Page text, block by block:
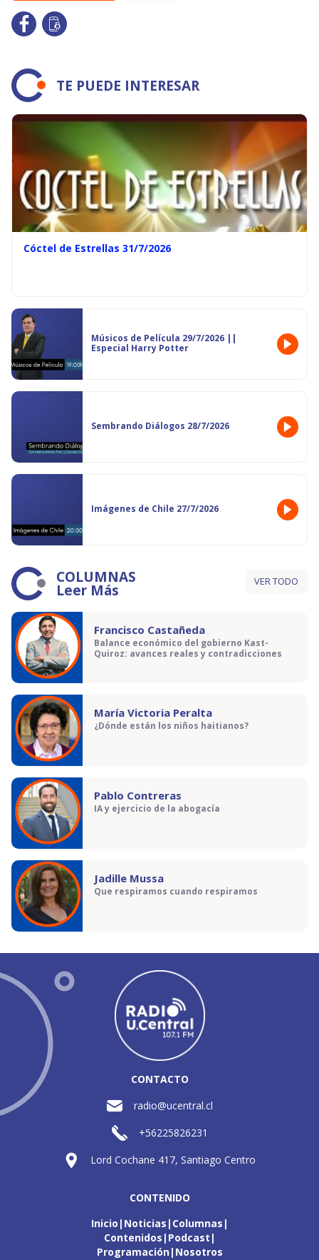
TE PUEDE INTERESAR
Cóctel de Estrellas 31/7/2026
Músicos de Película 29/7/2026 ||
Especial Harry Potter
Sembrando Diálogos 28/7/2026
Imágenes de Chile 27/7/2026
COLUMNAS
Leer Más VER TODO
Francisco Castañeda
Balance económico del gobierno Kast-
Quiroz: avances reales y contradicciones
María Victoria Peralta
¿Dónde están los niños haitianos?
Pablo Contreras
IA y ejercicio de la abogacía
Jadille Mussa
Que respiramos cuando respiramos
CONTACTO
radio@ucentral.cl
+56225826231
Lord Cochane 417, Santiago Centro
CONTENIDO
Inicio Noticias Columnas
Contenidos Podcast
Programación Nosotros